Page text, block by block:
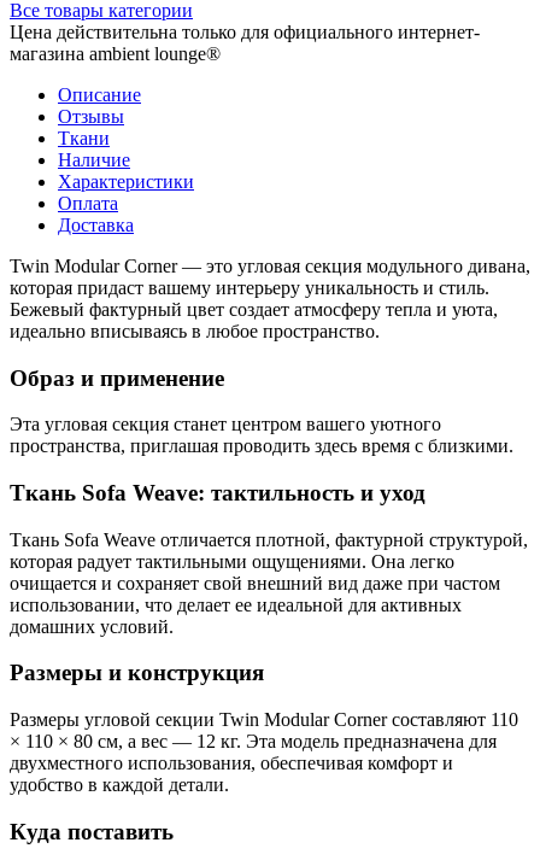
Все товары категории
Цена действительна только для официального интернет-
магазина ambient lounge®
Описание
Отзывы
Ткани
Наличие
Характеристики
Оплата
Доставка
Twin Modular Corner — это угловая секция модульного дивана,
которая придаст вашему интерьеру уникальность и стиль.
Бежевый фактурный цвет создает атмосферу тепла и уюта,
идеально вписываясь в любое пространство.
Образ и применение
Эта угловая секция станет центром вашего уютного
пространства, приглашая проводить здесь время с близкими.
Ткань Sofa Weave: тактильность и уход
Ткань Sofa Weave отличается плотной, фактурной структурой,
которая радует тактильными ощущениями. Она легко
очищается и сохраняет свой внешний вид даже при частом
использовании, что делает ее идеальной для активных
домашних условий.
Размеры и конструкция
Размеры угловой секции Twin Modular Corner составляют 110
× 110 × 80 см, а вес — 12 кг. Эта модель предназначена для
двухместного использования, обеспечивая комфорт и
удобство в каждой детали.
Куда поставить